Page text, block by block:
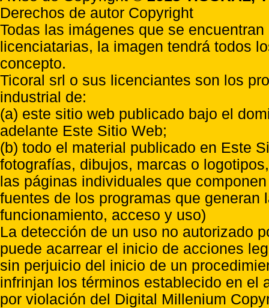
Derechos de autor Copyright
Todas las imágenes que se
licenciatarias, la imagen tendrá todos
concepto.
Ticoral srl o sus licenciantes son los
industrial de:
(a) este sitio web publicado bajo el
adelante Este Sitio Web;
(b) todo el material publicado en Este
fotografías, dibujos, marcas o
las páginas individuales que
fuentes de los programas que
funcionamiento, acceso y uso)
La detección de un uso no autorizado
puede acarrear el inicio de acciones
sin perjuicio del inicio de un
infrinjan los términos establecido en el
por violación del Digital Millenium